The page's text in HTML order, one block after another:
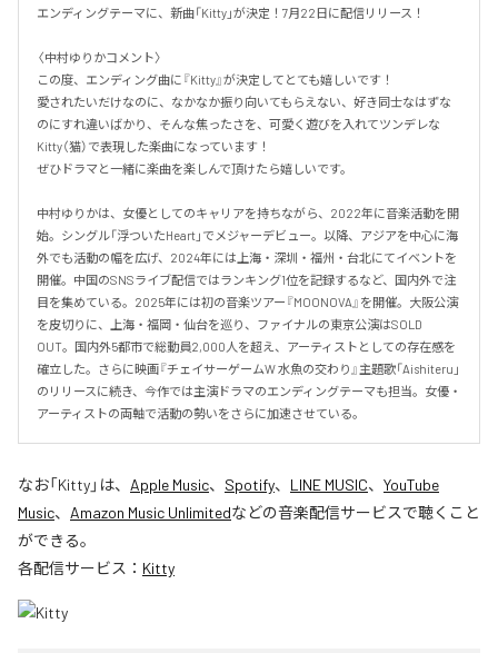
エンディングテーマに、新曲「Kitty」が決定！7月22日に配信リリース！
〈中村ゆりかコメント〉
この度、エンディング曲に『Kitty』が決定してとても嬉しいです！
愛されたいだけなのに、なかなか振り向いてもらえない、好き同士なはずな
のにすれ違いばかり、そんな焦ったさを、可愛く遊びを入れてツンデレな
Kitty（猫）で表現した楽曲になっています！
ぜひドラマと一緒に楽曲を楽しんで頂けたら嬉しいです。
中村ゆりかは、女優としてのキャリアを持ちながら、2022年に音楽活動を開
始。シングル「浮ついたHeart」でメジャーデビュー。以降、アジアを中心に海
外でも活動の幅を広げ、2024年には上海・深圳・福州・台北にてイベントを
開催。中国のSNSライブ配信ではランキング1位を記録するなど、国内外で注
目を集めている。2025年には初の音楽ツアー『MOONOVA』を開催。大阪公演
を皮切りに、上海・福岡・仙台を巡り、ファイナルの東京公演はSOLD
OUT。国内外5都市で総動員2,000人を超え、アーティストとしての存在感を
確立した。さらに映画『チェイサーゲームW 水魚の交わり』主題歌「Aishiteru」
のリリースに続き、今作では主演ドラマのエンディングテーマも担当。女優・
アーティストの両軸で活動の勢いをさらに加速させている。
なお「Kitty」は、 Apple Music、 Spotify、 LINE MUSIC、 YouTube
Music、 Amazon Music Unlimitedなどの音楽配信サービスで聴くこと
ができる。
各配信サービス： Kitty